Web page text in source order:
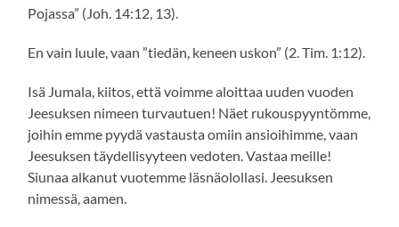
Pojassa” (Joh. 14:12, 13).
En vain luule, vaan ”tiedän, keneen uskon” (2. Tim. 1:12).
Isä Jumala, kiitos, että voimme aloittaa uuden vuoden
Jeesuksen nimeen turvautuen! Näet rukouspyyntömme,
joihin emme pyydä vastausta omiin ansioihimme, vaan
Jeesuksen täydellisyyteen vedoten. Vastaa meille!
Siunaa alkanut vuotemme läsnäolollasi. Jeesuksen
nimessä, aamen.